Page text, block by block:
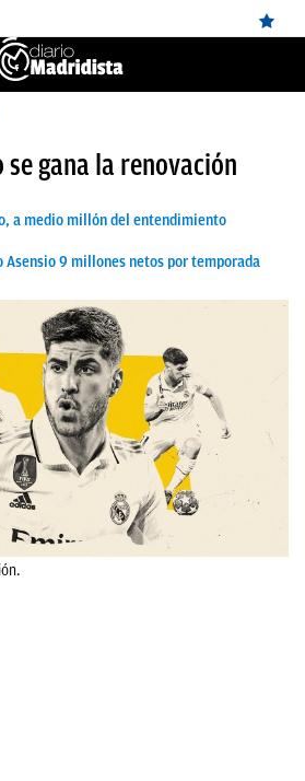
se gana la renovación
a medio millón del entendimiento
Asensio 9 millones netos por temporada